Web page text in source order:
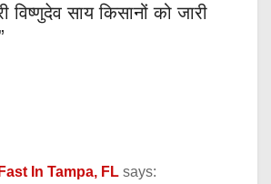
विष्णुदेव साय किसानों को जारी
In Tampa, FL says: